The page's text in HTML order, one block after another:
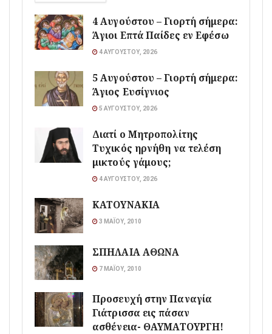
4 Αυγούστου – Γιορτή σήμερα:
Άγιοι Επτά Παίδες εν Εφέσω
4 ΑΥΓΟΎΣΤΟΥ, 2026
5 Αυγούστου – Γιορτή σήμερα:
Άγιος Ευσίγνιος
5 ΑΥΓΟΎΣΤΟΥ, 2026
Διατί ο Μητροπολίτης
Τυχικός ηρνήθη να τελέση
μικτούς γάμους;
4 ΑΥΓΟΎΣΤΟΥ, 2026
ΚΑΤΟΥΝΑΚΙΑ
3 ΜΑΪ́ΟΥ, 2010
ΣΠΗΛΑΙΑ ΑΘΩΝΑ
7 ΜΑΪ́ΟΥ, 2010
Προσευχή στην Παναγία
Γιάτρισσα εις πάσαν
ασθένεια- ΘΑΥΜΑΤΟΥΡΓΗ!